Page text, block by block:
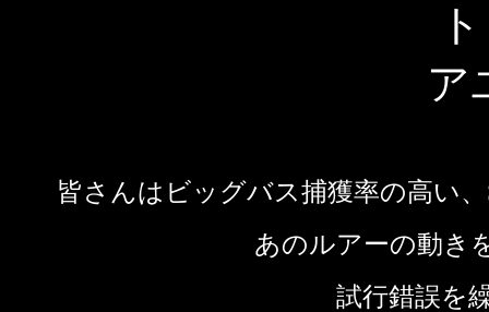
ア
皆さんはビッグバス捕獲率の高い
あのルアーの動き
試行錯誤を